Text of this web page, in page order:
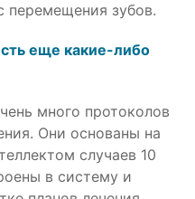
перемещения зубов.
еще какие-либо
много протоколов
Они основаны на
случаев 10
в систему и